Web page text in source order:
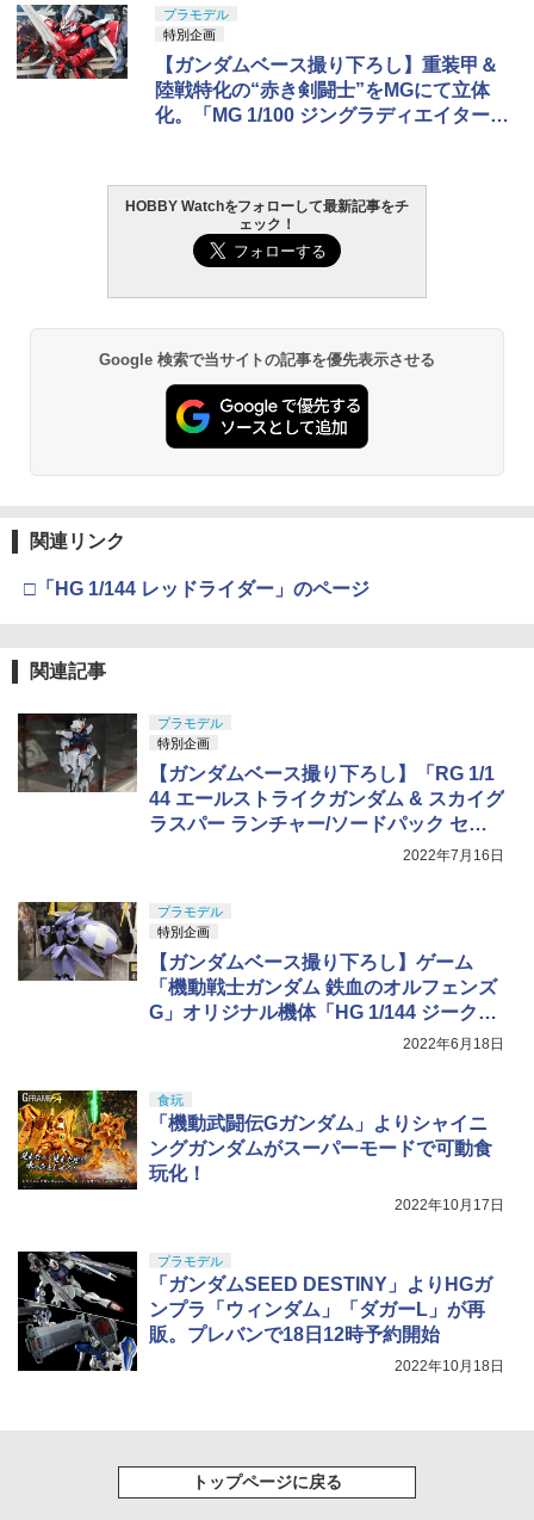
プラモデル
特別企画
【ガンダムベース撮り下ろし】重装甲＆
陸戦特化の“赤き剣闘士”をMGにて立体
化。「MG 1/100 ジングラディエイター」
HOBBY Watchをフォローして最新記事をチ
ェック！
Google 検索で当サイトの記事を優先表示させる
関連リンク
□「HG 1/144 レッドライダー」のページ
関連記事
プラモデル
特別企画
【ガンダムベース撮り下ろし】「RG 1/1
44 エールストライクガンダム & スカイグ
ラスパー ランチャー/ソードパック セッ
ト[クリアカラー]」7月16日発売！2022年7月16日
プラモデル
特別企画
【ガンダムベース撮り下ろし】ゲーム
「機動戦士ガンダム 鉄血のオルフェンズ
G」オリジナル機体「HG 1/144 ジークル
ーネ」がガンダムベースに展示中2022年6月18日
食玩
「機動武闘伝Gガンダム」よりシャイニ
ングガンダムがスーパーモードで可動食
玩化！
2022年10月17日
プラモデル
「ガンダムSEED DESTINY」よりHGガ
ンプラ「ウィンダム」「ダガーL」が再
販。プレバンで18日12時予約開始
2022年10月18日
トップページに戻る